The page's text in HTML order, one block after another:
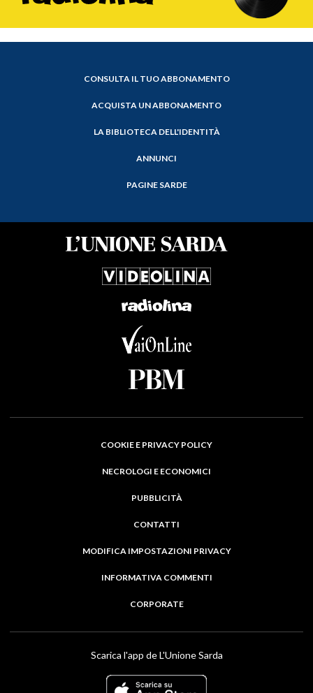
CONSULTA IL TUO ABBONAMENTO
ACQUISTA UN ABBONAMENTO
LA BIBLIOTECA DELL'IDENTITÀ
ANNUNCI
PAGINE SARDE
COOKIE E PRIVACY POLICY
NECROLOGI E ECONOMICI
PUBBLICITÀ
CONTATTI
MODIFICA IMPOSTAZIONI PRIVACY
INFORMATIVA COMMENTI
CORPORATE
Scarica l'app de L'Unione Sarda